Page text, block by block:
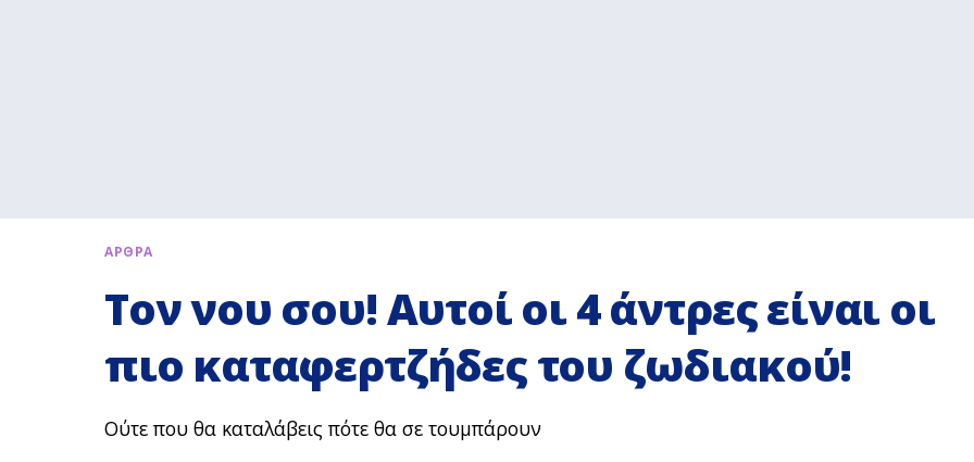
ΑΡΘΡΑ
Τον νου σου! Αυτοί οι 4 άντρες είναι οι
πιο καταφερτζήδες του ζωδιακού!
Ούτε που θα καταλάβεις πότε θα σε τουμπάρουν